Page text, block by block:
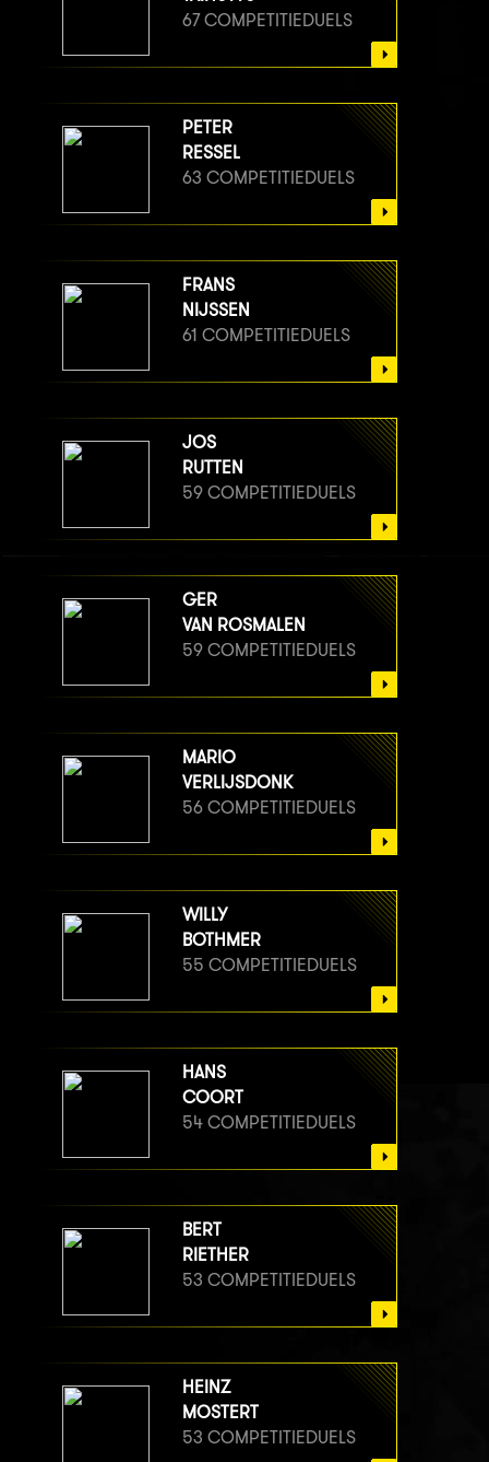
67 COMPETITIEDUELS
PETER
RESSEL
63 COMPETITIEDUELS
FRANS
NIJSSEN
61 COMPETITIEDUELS
JOS
RUTTEN
59 COMPETITIEDUELS
GER
VAN ROSMALEN
59 COMPETITIEDUELS
MARIO
VERLIJSDONK
56 COMPETITIEDUELS
WILLY
BOTHMER
55 COMPETITIEDUELS
HANS
COORT
54 COMPETITIEDUELS
BERT
RIETHER
53 COMPETITIEDUELS
HEINZ
MOSTERT
53 COMPETITIEDUELS